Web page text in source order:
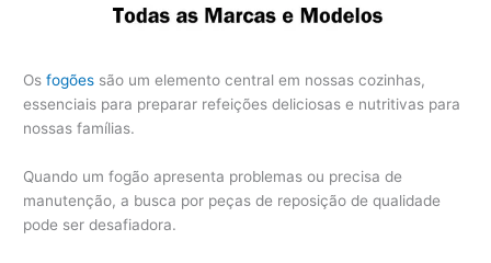
Osfogões são um elemento central em nossas cozinhas,
essenciais para preparar refeições deliciosas e nutritivas para
nossas famílias.
Quando um fogão apresenta problemas ou precisa de
manutenção, a busca por peças de reposição de qualidade
pode ser desafiadora.